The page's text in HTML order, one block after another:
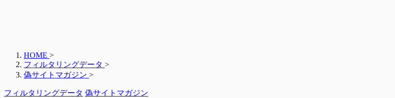
HOME >
フィルタリングデータ >
偽サイトマガジン >
フィルタリングデータ 偽サイトマガジン